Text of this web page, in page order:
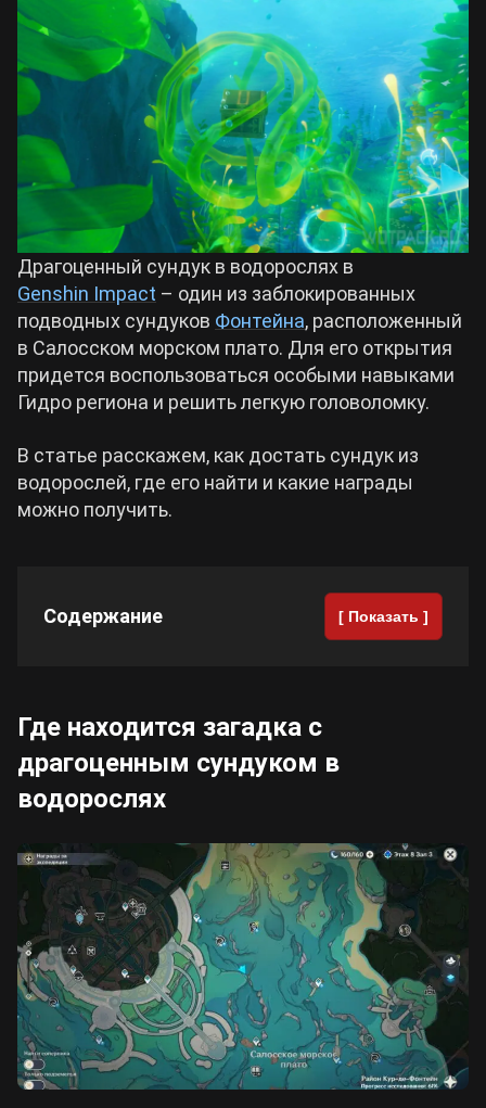
Crimson Desert
Zenless Zone Zero
Kingdom Come: Deliverance 2
Path of Exile 2
Wuthering Waves
Roblox
Hogwarts Legacy
Билды Arknights: Endfield
Билды Wuthering Waves
Билды Cyberpunk 2077
Билды Path of Exile 2
Драгоценный сундук в водорослях в
Genshin Impact – один из заблокированных
подводных сундуков Фонтейна, расположенный
в Салосском морском плато. Для его открытия
придется воспользоваться особыми навыками
Гидро региона и решить легкую головоломку.
В статье расскажем, как достать сундук из
водорослей, где его найти и какие награды
можно получить.
Содержание [ Показать ]
Где находится загадка с
драгоценным сундуком в
водорослях